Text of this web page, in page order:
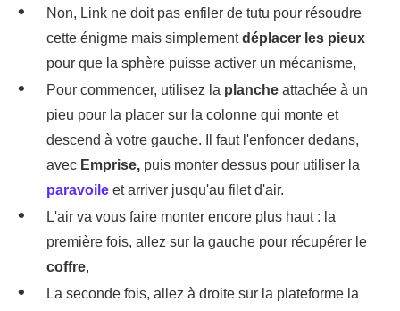
Non, Link ne doit pas enfiler de tutu pour résoudre
cette énigme mais simplementdéplacer les pieux
pour que la sphère puisse activer un mécanisme,
Pour commencer, utilisez la planche attachée à un
pieu pour la placer sur la colonne qui monte et
descend à votre gauche. Il faut l'enfoncer dedans,
avec Emprise, puis monter dessus pour utiliser la
paravoile et arriver jusqu'au filet d'air.
L'air va vous faire monter encore plus haut : la
première fois, allez sur la gauche pour récupérer le
coffre,
La seconde fois, allez à droite sur la plateforme la